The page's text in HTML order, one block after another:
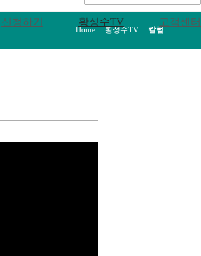
신청하기 황성수TV 고객센터
Home > 황성수TV 칼럼